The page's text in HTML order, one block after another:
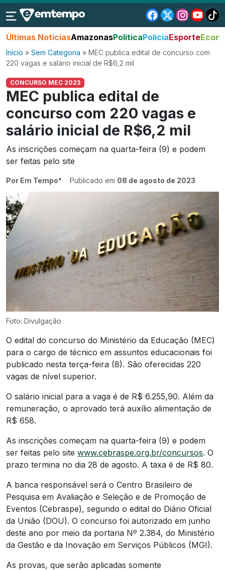
Últimas NotíciasAmazonasPolíticaPolíciaEsporte
Início » Sem Categoria » MEC publica edital de concurso com
220 vagas e salário inicial de R$6,2 mil
CONCURSO MEC 2023
MEC publica edital de
concurso com 220 vagas e
salário inicial de R$6,2 mil
As inscrições começam na quarta-feira (9) e podem
ser feitas pelo site
Por Em Tempo* Publicado em 08 de agosto de 2023
Foto: Divulgação
O edital do concurso do Ministério da Educação (MEC)
para o cargo de técnico em assuntos educacionais foi
publicado nesta terça-feira (8). São oferecidas 220
vagas de nível superior.
O salário inicial para a vaga é de R$ 6.255,90. Além da
remuneração, o aprovado terá auxílio alimentação de
R$ 658.
As inscrições começam na quarta-feira (9) e podem
ser feitas pelo site www.cebraspe.org.br/concursos. O
prazo termina no dia 28 de agosto. A taxa é de R$ 80.
A banca responsável será o Centro Brasileiro de
Pesquisa em Avaliação e Seleção e de Promoção de
Eventos (Cebraspe), segundo o edital do Diário Oficial
da União (DOU). O concurso foi autorizado em junho
deste ano por meio da portaria Nº 2.384, do Ministério
da Gestão e da Inovação em Serviços Públicos (MGI).
As provas, que serão aplicadas somente